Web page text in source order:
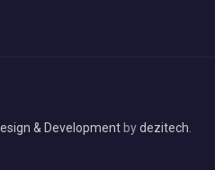
& Development bydezitech